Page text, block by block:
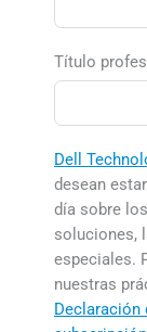
Título
Dell
desean
día sobre
soluciones,
especiales.
nuestras
Declaración